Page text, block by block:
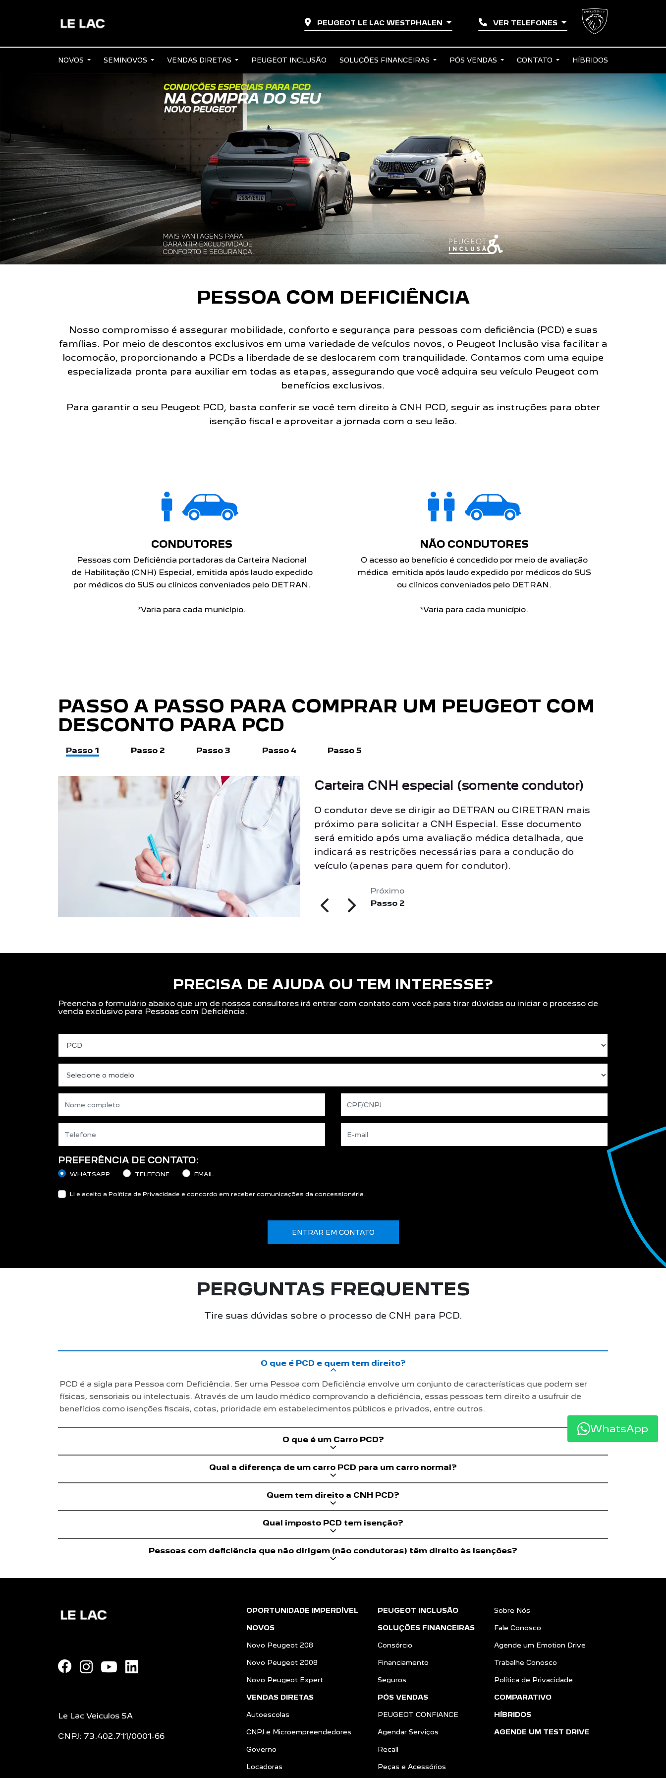
PEUGEOT LE LAC WESTPHALEN VER TELEFONES
NOVOS SEMINOVOS VENDAS DIRETAS PEUGEOT INCLUSÃO SOLUÇÕES FINANCEIRAS PÓS VENDAS CONTATO HÍBRIDOS
PESSOA COM DEFICIÊNCIA
Nosso compromisso é assegurar mobilidade, conforto e segurança para pessoas com deficiência (PCD) e suas
famílias. Por meio de descontos exclusivos em uma variedade de veículos novos, o Peugeot Inclusão visa facilitar a
locomoção, proporcionando a PCDs a liberdade de se deslocarem com tranquilidade. Contamos com uma equipe
especializada pronta para auxiliar em todas as etapas, assegurando que você adquira seu veículo Peugeot com
benefícios exclusivos.
Para garantir o seu Peugeot PCD, basta conferir se você tem direito à CNH PCD, seguir as instruções para obter
isenção fiscal e aproveitar a jornada com o seu leão.
CONDUTORES
Pessoas com Deficiência portadoras da Carteira Nacional
de Habilitação (CNH) Especial, emitida após laudo expedido
por médicos do SUS ou clínicos conveniados pelo DETRAN.
*Varia para cada município.
NÃO CONDUTORES
O acesso ao benefício é concedido por meio de avaliação
médica emitida após laudo expedido por médicos do SUS
ou clínicos conveniados pelo DETRAN.
*Varia para cada município.
PASSO A PASSO PARA COMPRAR UM PEUGEOT COM
DESCONTO PARA PCD
Passo 1 Passo 2 Passo 3 Passo 4 Passo 5
Carteira CNH especial (somente condutor)
O condutor deve se dirigir ao DETRAN ou CIRETRAN mais
próximo para solicitar a CNH Especial. Esse documento
será emitido após uma avaliação médica detalhada, que
indicará as restrições necessárias para a condução do
veículo (apenas para quem for condutor).
Próximo
Passo 2
PRECISA DE AJUDA OU TEM INTERESSE?
Preencha o formulário abaixo que um de nossos consultores irá entrar com contato com você para tirar dúvidas ou iniciar o processo de
venda exclusivo para Pessoas com Deficiência.
PREFERÊNCIA DE CONTATO:
WHATSAPP TELEFONE EMAIL
Li e aceito a Política de Privacidade e concordo em receber comunicações da concessionária.
ENTRAR EM CONTATO
PERGUNTAS FREQUENTES
Tire suas dúvidas sobre o processo de CNH para PCD.
O que é PCD e quem tem direito?
PCD é a sigla para Pessoa com Deficiência. Ser uma Pessoa com Deficiência envolve um conjunto de características que podem ser
físicas, sensoriais ou intelectuais. Através de um laudo médico comprovando a deficiência, essas pessoas tem direito a usufruir de
benefícios como isenções fiscais, cotas, prioridade em estabelecimentos públicos e privados, entre outros.
O que é um Carro PCD?
Qual a diferença de um carro PCD para um carro normal?
Quem tem direito a CNH PCD?
Qual imposto PCD tem isenção?
Pessoas com deficiência que não dirigem (não condutoras) têm direito às isenções?
Le Lac Veiculos SA
CNPJ: 73.402.711/0001-66
OPORTUNIDADE IMPERDÍVEL
NOVOS
Novo Peugeot 208
Novo Peugeot 2008
Novo Peugeot Expert
VENDAS DIRETAS
Autoescolas
CNPJ e Microempreendedores
Governo
Locadoras
PEUGEOT INCLUSÃO
SOLUÇÕES FINANCEIRAS
Consórcio
Financiamento
Seguros
PÓS VENDAS
PEUGEOT CONFIANCE
Agendar Serviços
Recall
Peças e Acessórios
Sobre Nós
Fale Conosco
Agende um Emotion Drive
Trabalhe Conosco
Política de Privacidade
COMPARATIVO
HÍBRIDOS
AGENDE UM TEST DRIVE
WhatsApp